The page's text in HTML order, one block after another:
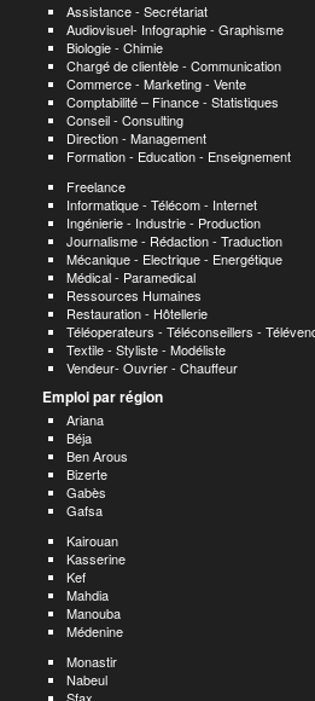
Assistance - Secrétariat
Audiovisuel- Infographie - Graphisme
Biologie - Chimie
Chargé de clientèle - Communication
Commerce - Marketing - Vente
Comptabilité – Finance - Statistiques
Conseil - Consulting
Direction - Management
Formation - Education - Enseignement
Freelance
Informatique - Télécom - Internet
Ingénierie - Industrie - Production
Journalisme - Rédaction - Traduction
Mécanique - Electrique - Energétique
Médical - Paramedical
Ressources Humaines
Restauration - Hôtellerie
Téléoperateurs - Téléconseillers -
Textile - Styliste - Modéliste
Vendeur- Ouvrier - Chauffeur
Emploi par région
Ariana
Béja
Ben Arous
Bizerte
Gabès
Gafsa
Kairouan
Kasserine
Kef
Mahdia
Manouba
Médenine
Monastir
Nabeul